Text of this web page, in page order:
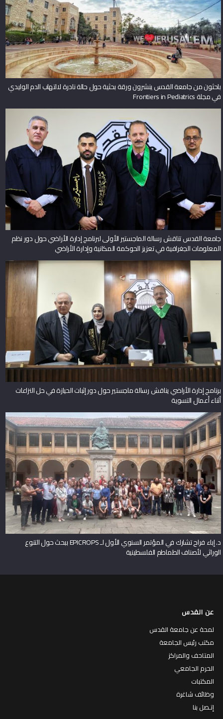
باحثون من جامعة القدس ينشرون ورقة بحثية حول حالة نادرة لالتهاب الدم الوليدي
في مجلة Frontiers in Pediatrics
جامعة القدس تناقش رسالة الماجستير الأولى لبرنامج إدارة الأراضي حول دور نظم
المعلومات الجغرافية في تعزيز الحوكمة المكانية وإدارة الأراضي
برنامج إدارة الأراضي يناقش رسالة ماجستير حول دور إثبات الحيازة في حل النزاعات
أثناء أعمال التسوية
د. إباء فراح تشارك في المؤتمر السنوي الأول لـ EPICROPS ببحث حول التنوع
الوراثي لأصناف الطماطم الفلسطينية
عن القدس
لمحة عن جامعة القدس
مكتب رئيس الجامعة
المتاحف والمراكز
الحرم الجامعي
المكتبات
وظائف شاغرة
إتـصل بنا